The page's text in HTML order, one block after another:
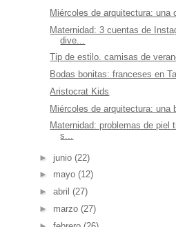
Miércoles de arquitectura: una
Maternidad: 3 cuentas de
dive...
Tip de estilo. camisas de
Bodas bonitas: franceses en
Aristocrat Kids
Miércoles de arquitectura: una
Maternidad: problemas de piel
s...
► junio (22)
► mayo (12)
► abril (27)
► marzo (27)